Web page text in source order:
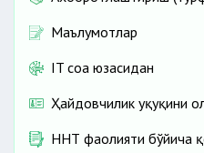
Маълумотлар
IT соҳа юзасидан
Ҳайдовчилик ҳуқуқини
ННТ фаолияти бўйича